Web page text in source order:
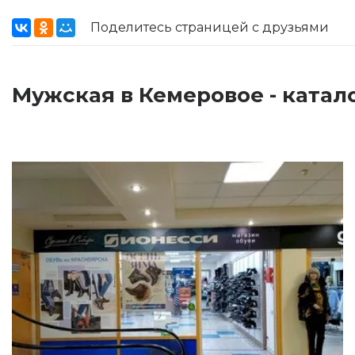
Поделитесь страницей с друзьями
Мужская в Кемеровое -